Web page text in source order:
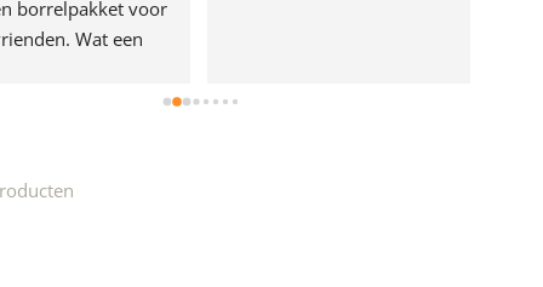
borrelpakket voor
Wat een